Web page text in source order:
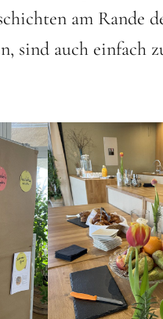
am Rande
sind auch einfach